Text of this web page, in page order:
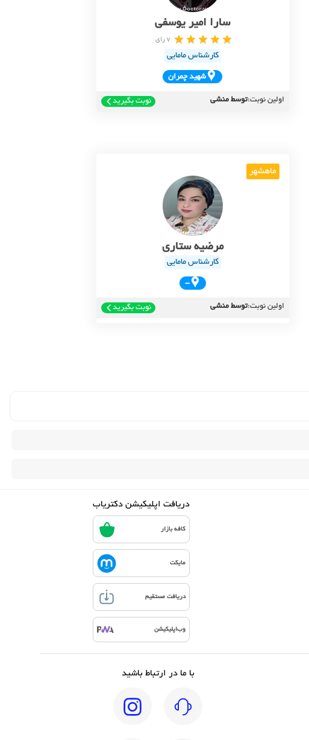
سارا امیر یوسفی
7 رای
کارشناس مامایی
شهيد چمران
اولین نوبت:توسط منشی نوبت بگیرید
ماهشهر
مرضیه ستاری
کارشناس مامایی
-
اولین نوبت:توسط منشی نوبت بگیرید
دریافت اپلیکیشن دکتریاب
کافه بازار
مایکت
دریافت مستقیم
وب‌اپلیکیشن
با ما در ارتباط باشید